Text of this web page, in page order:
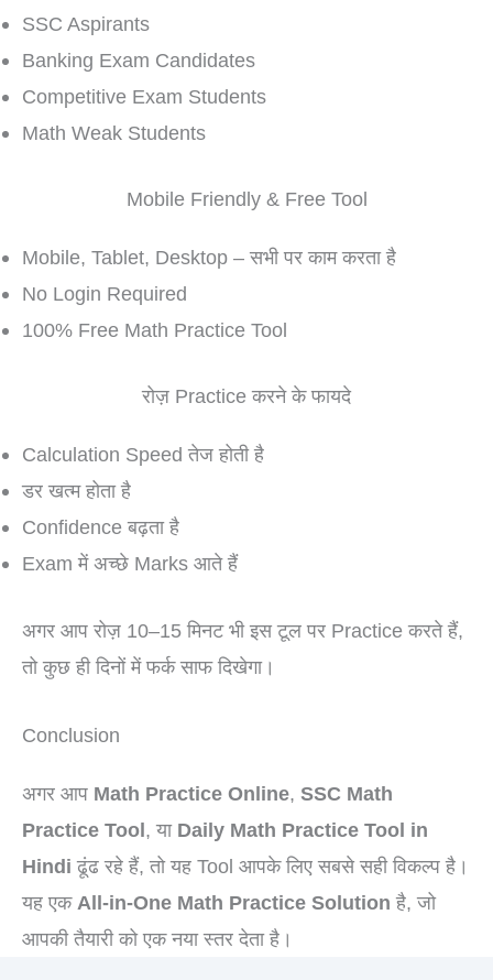
SSC Aspirants
Banking Exam Candidates
Competitive Exam Students
Math Weak Students
Mobile Friendly & Free Tool
Mobile, Tablet, Desktop – सभी पर काम करता है
No Login Required
100% Free Math Practice Tool
रोज़ Practice करने के फायदे
Calculation Speed तेज होती है
डर खत्म होता है
Confidence बढ़ता है
Exam में अच्छे Marks आते हैं
अगर आप रोज़ 10–15 मिनट भी इस टूल पर Practice करते हैं,
तो कुछ ही दिनों में फर्क साफ दिखेगा।
Conclusion
अगर आप Math Practice Online, SSC Math
Practice Tool, या Daily Math Practice Tool in
Hindi ढूंढ रहे हैं, तो यह Tool आपके लिए सबसे सही विकल्प है।
यह एक All-in-One Math Practice Solution है, जो
आपकी तैयारी को एक नया स्तर देता है।